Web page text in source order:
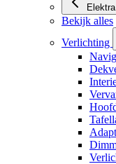
Bekijk alles
Verlichting